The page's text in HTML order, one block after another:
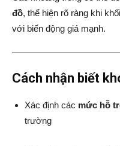
đồ, thể hiện rõ ràng khi
với biến động giá mạnh.
Cách nhận biết
Xác định các mức hỗ
trường